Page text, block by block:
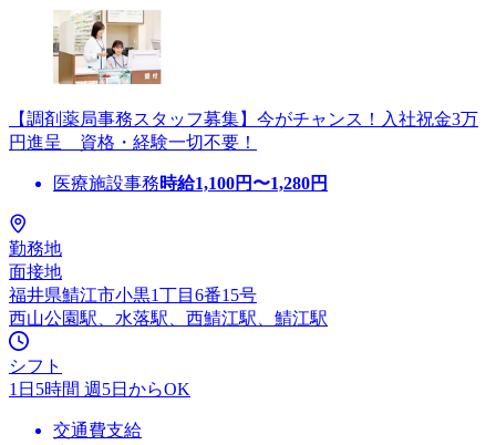
【調剤薬局事務スタッフ募集】今がチャンス！入社祝金3万
円進呈 資格・経験一切不要！
医療施設事務時給1,100円〜1,280円
勤務地
面接地
福井県鯖江市小黒1丁目6番15号
西山公園駅、水落駅、西鯖江駅、鯖江駅
シフト
1日5時間 週5日からOK
交通費支給